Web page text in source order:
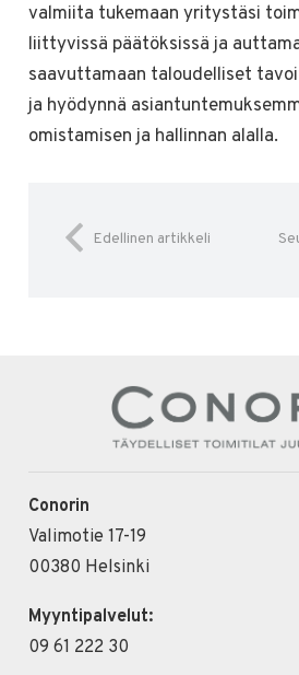
valmiita tukemaan yritystäsi
liittyvissä päätöksissä ja
saavuttamaan taloudelliset
ja hyödynnä
omistamisen ja hallinnan alalla.
Edellinen artikkeli
Conorin
Valimotie 17-19
00380 Helsinki
Myyntipalvelut:
09 61 222 30